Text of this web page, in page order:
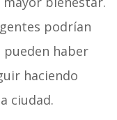
podrían
pueden haber
haciendo
ciudad.